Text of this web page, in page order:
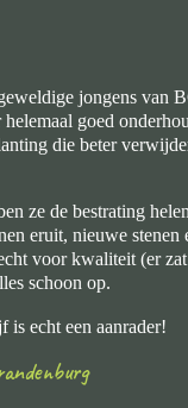
jongens van
goed
die beter
ze de bestrating
eruit, nieuwe
voor kwaliteit (er
schoon op.
is echt een aanrader!